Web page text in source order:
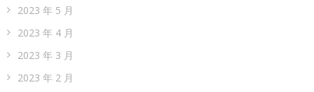
2023 年 5 月
2023 年 4 月
2023 年 3 月
2023 年 2 月